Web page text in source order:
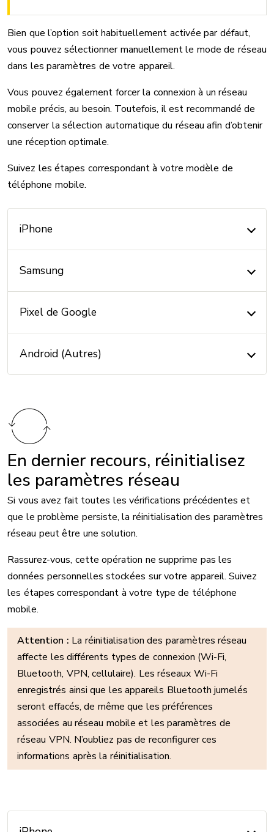
Bien que l’option soit habituellement activée par défaut,
vous pouvez sélectionner manuellement le mode de réseau
dans les paramètres de votre appareil.
Vous pouvez également forcer la connexion à un réseau
mobile précis, au besoin. Toutefois, il est recommandé de
conserver la sélection automatique du réseau afin d’obtenir
une réception optimale.
Suivez les étapes correspondant à votre modèle de
téléphone mobile.
iPhone
Samsung
Pixel de Google
Android (Autres)
En dernier recours, réinitialisez
les paramètres réseau
Si vous avez fait toutes les vérifications précédentes et
que le problème persiste, la réinitialisation des paramètres
réseau peut être une solution.
Rassurez-vous, cette opération ne supprime pas les
données personnelles stockées sur votre appareil. Suivez
les étapes correspondant à votre type de téléphone
mobile.
Attention : La réinitialisation des paramètres réseau
affecte les différents types de connexion (Wi-Fi,
Bluetooth, VPN, cellulaire). Les réseaux Wi-Fi
enregistrés ainsi que les appareils Bluetooth jumelés
seront effacés, de même que les préférences
associées au réseau mobile et les paramètres de
réseau VPN. N’oubliez pas de reconfigurer ces
informations après la réinitialisation.